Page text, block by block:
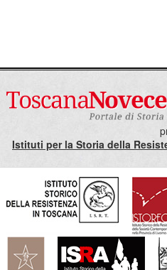
Istituti per la Storia della